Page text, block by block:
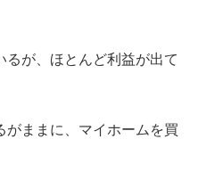
が、ほとんど利益が出て
ままに、マイホームを買